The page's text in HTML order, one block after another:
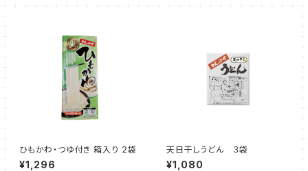
ひもかわ・つゆ付き 箱入り ２袋
¥1,296
天日干しうどん ３袋
¥1,080